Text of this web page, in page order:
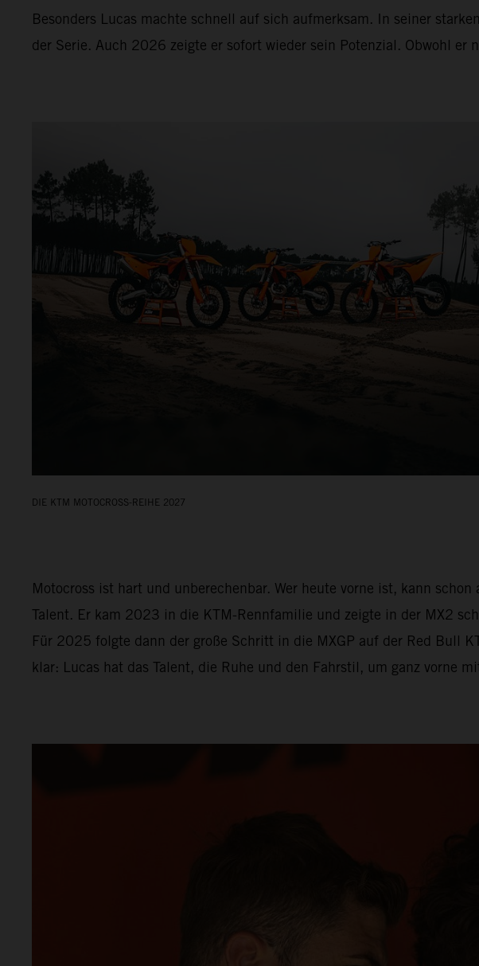
Besonders Lucas machte schnell auf sich aufmerksam. In seiner
der Serie. Auch 2026 zeigte er sofort wieder sein Potenzial. Obwohl
DIE KTM MOTOCROSS-REIHE 2027
Motocross ist hart und unberechenbar. Wer heute vorne ist, kann
Talent. Er kam 2023 in die KTM-Rennfamilie und zeigte in der MX2
Für 2025 folgte dann der große Schritt in die MXGP auf der Red Bull
klar: Lucas hat das Talent, die Ruhe und den Fahrstil, um ganz vorne